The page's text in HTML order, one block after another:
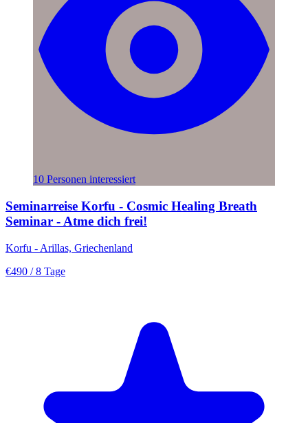
10 Personen interessiert
Seminarreise Korfu - Cosmic Healing Breath
Seminar - Atme dich frei!
Korfu - Arillas, Griechenland
€490 / 8 Tage